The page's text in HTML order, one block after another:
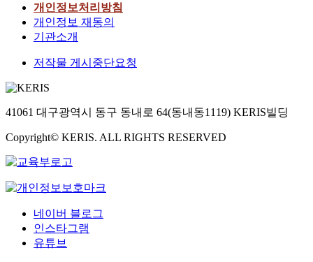
개인정보처리방침
개인정보 재동의
기관소개
저작물 게시중단요청
41061 대구광역시 동구 동내로 64(동내동1119) KERIS빌딩
Copyright© KERIS. ALL RIGHTS RESERVED
네이버 블로그
인스타그램
유튜브